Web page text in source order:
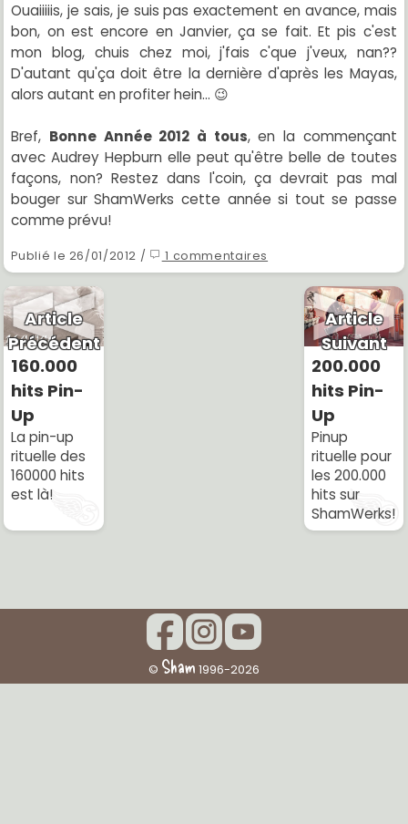
Ouaiiiiis, je sais, je suis pas exactement en avance, mais
bon, on est encore en Janvier, ça se fait. Et pis c'est
mon blog, chuis chez moi, j'fais c'que j'veux, nan??
D'autant qu'ça doit être la dernière d'après les Mayas,
alors autant en profiter hein... 😉
Bref, Bonne Année 2012 à tous, en la commençant
avec Audrey Hepburn elle peut qu'être belle de toutes
façons, non? Restez dans l'coin, ça devrait pas mal
bouger sur ShamWerks cette année si tout se passe
comme prévu!
Publié le 26/01/2012 / 1 commentaires
Article
Précédent
160.000
hits Pin-
Up
La pin-up
rituelle des
160000 hits
est là!
Article
Suivant
200.000
hits Pin-
Up
Pinup
rituelle pour
les 200.000
hits sur
ShamWerks!
© Sham 1996-2026